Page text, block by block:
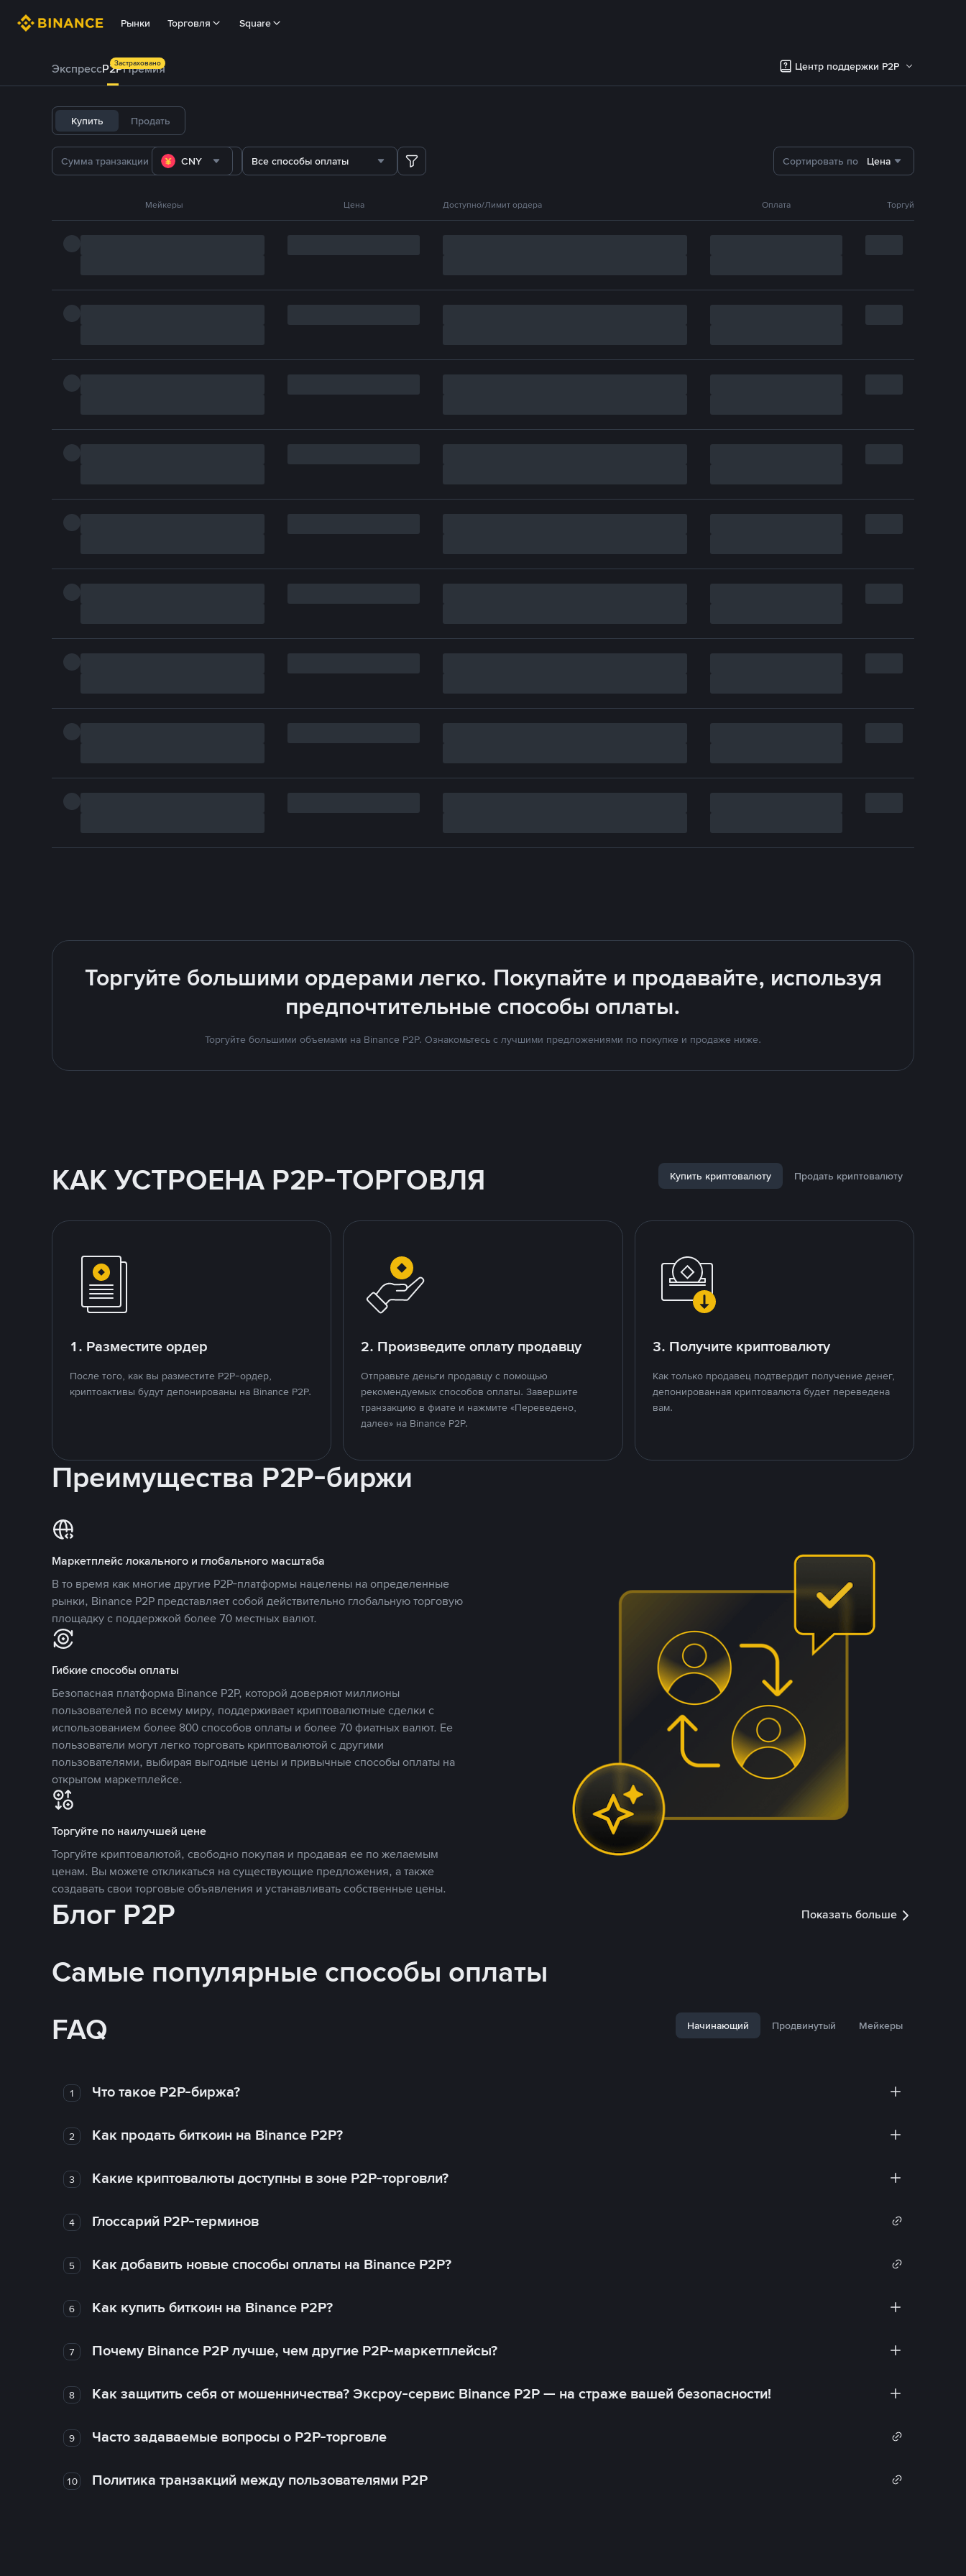
Рынки Торговля Square
ЭкспрессP2PПремия
Застраховано Центр поддержки P2P
Купить Продать
CNY Все способы оплаты Сортировать по Цена
Мейкеры Цена Доступно/Лимит ордера Оплата Торгуй
Торгуйте большими ордерами легко. Покупайте и продавайте, используя
предпочтительные способы оплаты.
Торгуйте большими объемами на Binance P2P. Ознакомьтесь с лучшими предложениями по покупке и продаже ниже.
КАК УСТРОЕНА P2P-ТОРГОВЛЯ Купить криптовалюту Продать криптовалюту
1. Разместите ордер
После того, как вы разместите P2P-ордер,
криптоактивы будут депонированы на Binance P2P.
2. Произведите оплату продавцу
Отправьте деньги продавцу с помощью
рекомендуемых способов оплаты. Завершите
транзакцию в фиате и нажмите «Переведено,
далее» на Binance P2P.
3. Получите криптовалюту
Как только продавец подтвердит получение денег,
депонированная криптовалюта будет переведена
вам.
Преимущества P2P-биржи
Маркетплейс локального и глобального масштаба
В то время как многие другие P2P-платформы нацелены на определенные
рынки, Binance P2P представляет собой действительно глобальную торговую
площадку с поддержкой более 70 местных валют.
Гибкие способы оплаты
Безопасная платформа Binance P2P, которой доверяют миллионы
пользователей по всему миру, поддерживает криптовалютные сделки с
использованием более 800 способов оплаты и более 70 фиатных валют. Ее
пользователи могут легко торговать криптовалютой с другими
пользователями, выбирая выгодные цены и привычные способы оплаты на
открытом маркетплейсе.
Торгуйте по наилучшей цене
Торгуйте криптовалютой, свободно покупая и продавая ее по желаемым
ценам. Вы можете откликаться на существующие предложения, а также
создавать свои торговые объявления и устанавливать собственные цены.
Блог P2P Показать больше
Самые популярные способы оплаты
FAQ
Начинающий Продвинутый Мейкеры
1 Что такое P2P-биржа?
2 Как продать биткоин на Binance P2P?
3 Какие криптовалюты доступны в зоне P2P-торговли?
4 Глоссарий P2P-терминов
5 Как добавить новые способы оплаты на Binance P2P?
6 Как купить биткоин на Binance P2P?
7 Почему Binance P2P лучше, чем другие P2P-маркетплейсы?
8 Как защитить себя от мошенничества? Эксроу-сервис Binance P2P — на страже вашей безопасности!
9 Часто задаваемые вопросы о P2P-торговле
10 Политика транзакций между пользователями P2P